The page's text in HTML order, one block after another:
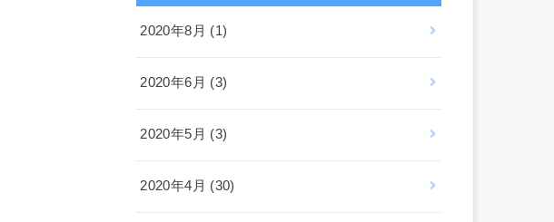
2020年8月 (1)
2020年6月 (3)
2020年5月 (3)
2020年4月 (30)